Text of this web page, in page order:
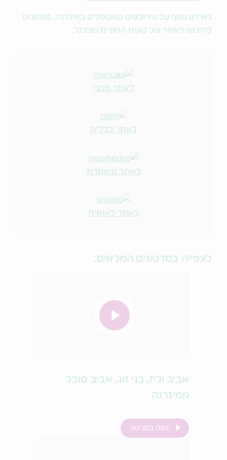
למידע נוסף על נוירולוגים שמטפלים במיגרנה, מוזמנים
להיכנס לאתר של קופת החולים שלכם*:
לאתר מכבי
לאתר כללית
לאתר מאוחדת
לאתר לאומית
לצפייה בסרטונים המלאים:
אביב וליז, בני זוג, אביב סובל
ממיגרנה
צפה בסרטון